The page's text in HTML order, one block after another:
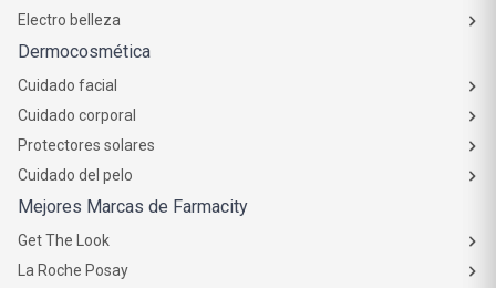
Electro belleza
Dermocosmética
Cuidado facial
Cuidado corporal
Protectores solares
Cuidado del pelo
Mejores Marcas de Farmacity
Get The Look
La Roche Posay